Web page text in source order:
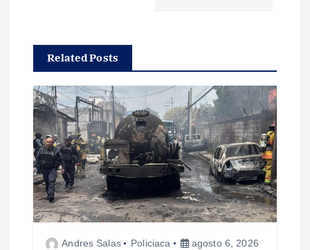
c
ó
n
d
e
Related Posts
Andres Salas Policiaca agosto 6, 2026